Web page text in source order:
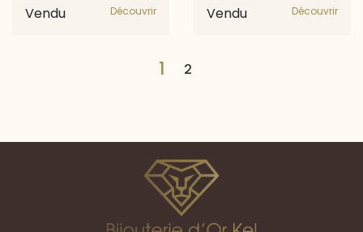
Vendu Découvrir Vendu Découvrir
1 2